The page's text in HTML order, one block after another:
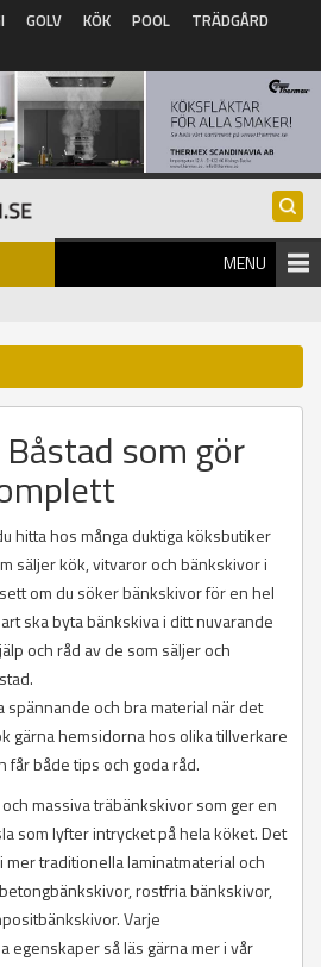
GOLV KÖK POOL
TRÄDGÅRD
MENU
som gör
hitta hos många duktiga köksbutiker
säljer kök, vitvaror och bänkskivor i
om du söker bänkskivor för en hel
ska byta bänkskiva i ditt nuvarande
och råd av de som säljer och
spännande och bra material när det
gärna hemsidorna hos olika tillverkare
får både tips och goda råd.
massiva träbänkskivor som ger en
som lyfter intrycket på hela köket. Det
traditionella laminatmaterial och
rostfria bänkskivor,
Varje
egenskaper så läs gärna mer i vår